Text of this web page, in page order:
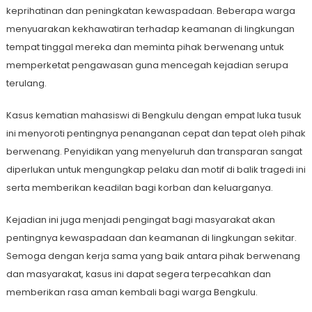
keprihatinan dan peningkatan kewaspadaan. Beberapa warga
menyuarakan kekhawatiran terhadap keamanan di lingkungan
tempat tinggal mereka dan meminta pihak berwenang untuk
memperketat pengawasan guna mencegah kejadian serupa
terulang.
Kasus kematian mahasiswi di Bengkulu dengan empat luka tusuk
ini menyoroti pentingnya penanganan cepat dan tepat oleh pihak
berwenang. Penyidikan yang menyeluruh dan transparan sangat
diperlukan untuk mengungkap pelaku dan motif di balik tragedi ini
serta memberikan keadilan bagi korban dan keluarganya.
Kejadian ini juga menjadi pengingat bagi masyarakat akan
pentingnya kewaspadaan dan keamanan di lingkungan sekitar.
Semoga dengan kerja sama yang baik antara pihak berwenang
dan masyarakat, kasus ini dapat segera terpecahkan dan
memberikan rasa aman kembali bagi warga Bengkulu.